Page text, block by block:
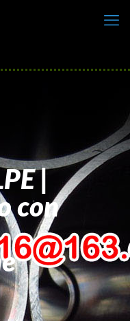
|
con